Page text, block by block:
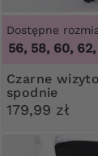
Dostępne
58, 60, 62, 64
Czarne wizytowe
spodnie
179,99 zł